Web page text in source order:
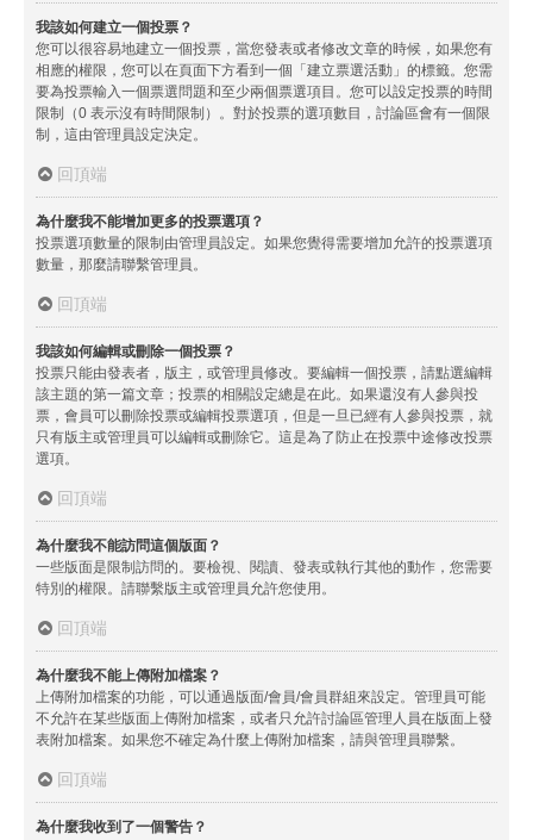
我該如何建立一個投票？
您可以很容易地建立一個投票，當您發表或者修改文章的時候，如果您有
相應的權限，您可以在頁面下方看到一個「建立票選活動」的標籤。您需
要為投票輸入一個票選問題和至少兩個票選項目。您可以設定投票的時間
限制（0 表示沒有時間限制）。對於投票的選項數目，討論區會有一個限
制，這由管理員設定決定。
回頂端
為什麼我不能增加更多的投票選項？
投票選項數量的限制由管理員設定。如果您覺得需要增加允許的投票選項
數量，那麼請聯繫管理員。
回頂端
我該如何編輯或刪除一個投票？
投票只能由發表者，版主，或管理員修改。要編輯一個投票，請點選編輯
該主題的第一篇文章；投票的相關設定總是在此。如果還沒有人參與投
票，會員可以刪除投票或編輯投票選項，但是一旦已經有人參與投票，就
只有版主或管理員可以編輯或刪除它。這是為了防止在投票中途修改投票
選項。
回頂端
為什麼我不能訪問這個版面？
一些版面是限制訪問的。要檢視、閱讀、發表或執行其他的動作，您需要
特別的權限。請聯繫版主或管理員允許您使用。
回頂端
為什麼我不能上傳附加檔案？
上傳附加檔案的功能，可以通過版面/會員/會員群組來設定。管理員可能
不允許在某些版面上傳附加檔案，或者只允許討論區管理人員在版面上發
表附加檔案。如果您不確定為什麼上傳附加檔案，請與管理員聯繫。
回頂端
為什麼我收到了一個警告？